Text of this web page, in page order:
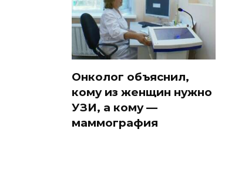
Онколог объяснил,
кому из женщин нужно
УЗИ, а кому —
маммография